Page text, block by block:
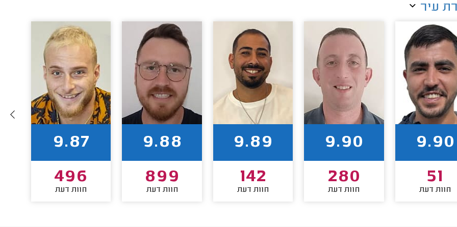
עיר
9.90
51
חוות דעת
9.90
280
חוות דעת
9.89
142
חוות דעת
9.88
899
חוות דעת
9.87
496
חוות דעת